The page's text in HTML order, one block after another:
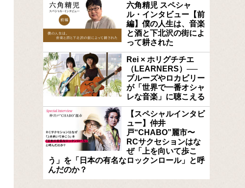
六角精児 スペシャ
ル・インタビュー【前
編】僕の人生は、音楽
と酒と下北沢の街によ
って耕された
Rei × ホリグチチエ
（LEARNERS）──
ブルーズやロカビリー
が「世界で一番オシャ
レな音楽」に聴こえる
【スペシャルインタビ
ュー】仲井
戸“CHABO”麗市〜
RCサクセションはな
ぜ「上を向いて歩こ
う」を「日本の有名なロックンロール」と呼
んだのか？